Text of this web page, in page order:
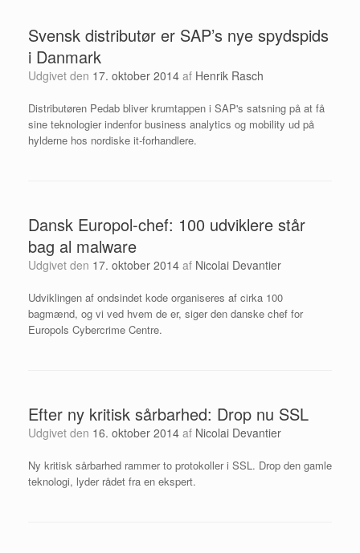
Svensk distributør er SAP’s nye spydspids
i Danmark
Udgivet den 17. oktober 2014 af Henrik Rasch
Distributøren Pedab bliver krumtappen i SAP's satsning på at få
sine teknologier indenfor business analytics og mobility ud på
hylderne hos nordiske it-forhandlere.
Dansk Europol-chef: 100 udviklere står
bag al malware
Udgivet den 17. oktober 2014 af Nicolai Devantier
Udviklingen af ondsindet kode organiseres af cirka 100
bagmænd, og vi ved hvem de er, siger den danske chef for
Europols Cybercrime Centre.
Efter ny kritisk sårbarhed: Drop nu SSL
Udgivet den 16. oktober 2014 af Nicolai Devantier
Ny kritisk sårbarhed rammer to protokoller i SSL. Drop den gamle
teknologi, lyder rådet fra en ekspert.